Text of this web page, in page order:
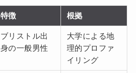
特徴 根拠
ブリストル出
身の一般男性
大学による地
理的プロファ
イリング